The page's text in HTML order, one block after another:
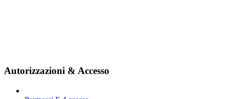
Autorizzazioni & Accesso